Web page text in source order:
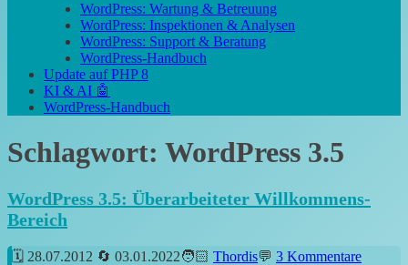
WordPress: Wartung & Betreuung
WordPress: Inspektionen & Analysen
WordPress: Support & Beratung
WordPress-Handbuch
Update auf PHP 8
KI & AI 🤖
WordPress-Handbuch
Schlagwort: WordPress 3.5
WordPress 3.5: Überarbeiteter Willkommens-
Bereich
28.07.2012 03.01.2022 Thordis 3 Kommentare